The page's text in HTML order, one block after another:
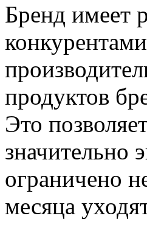
Бренд имеет
продуктов
Это
значительно
ограничено
месяца